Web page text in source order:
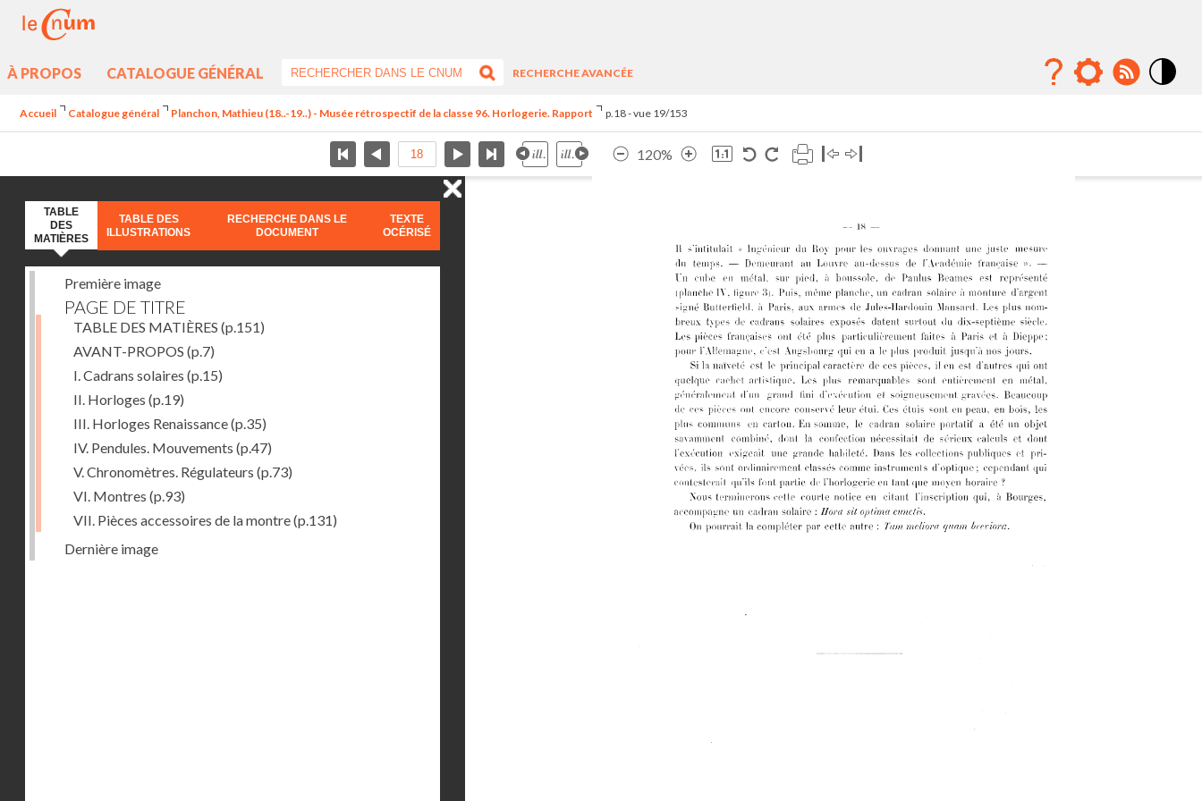
À PROPOS CATALOGUE GÉNÉRAL
RECHERCHE AVANCÉE
Accueil Catalogue général Planchon, Mathieu (18..-19..) - Musée rétrospectif de la classe 96. Horlogerie. Rapport p.18 - vue 19/153
120%
TABLE
DES
MATIÈRES
TABLE DES
ILLUSTRATIONS
RECHERCHE DANS LE
DOCUMENT
TEXTE
OCÉRISÉ
Première image
PAGE DE TITRE
TABLE DES MATIÈRES (p.151)
AVANT-PROPOS (p.7)
I. Cadrans solaires (p.15)
II. Horloges (p.19)
III. Horloges Renaissance(p.35)
IV. Pendules. Mouvements (p.47)
V. Chronomètres. Régulateurs (p.73)
VI. Montres (p.93)
VII. Pièces accessoires de la montre(p.131)
Dernière image